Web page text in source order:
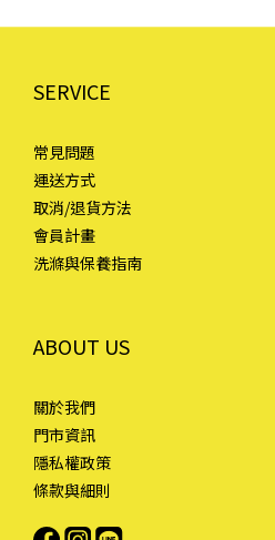
SERVICE
常見問題
運送方式
取消/退貨方法
會員計畫
洗滌與保養指南
ABOUT US
關於我們
門市資訊
隱私權政策
條款與細則